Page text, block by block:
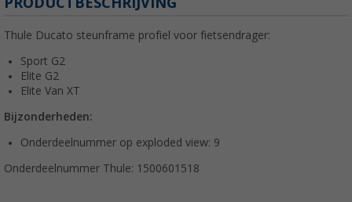
Thule Ducato steunframe profiel voor fietsendrager:
Sport G2
Elite G2
Elite Van XT
Bijzonderheden:
Onderdeelnummer op exploded view: 9
Onderdeelnummer Thule: 1500601518